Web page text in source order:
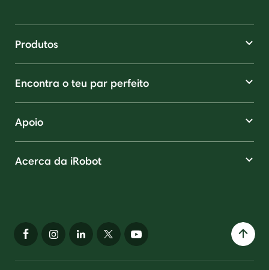
Produtos
Encontra o teu par perfeito
Apoio
Acerca da iRobot